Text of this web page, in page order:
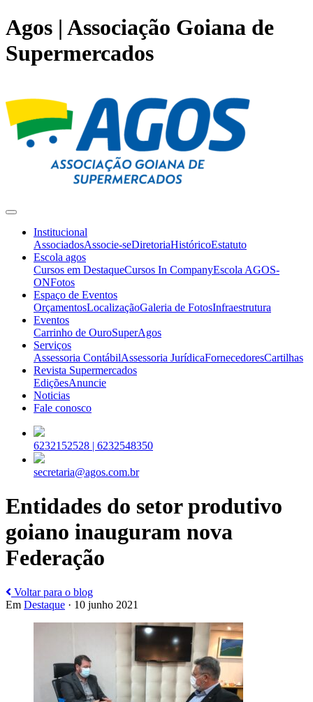
Agos | Associação Goiana de
Supermercados
Institucional
AssociadosAssocie-seDiretoriaHistóricoEstatuto
Escola agos
Cursos em DestaqueCursos In CompanyEscola AGOS-
ONFotos
Espaço de Eventos
OrçamentosLocalizaçãoGaleria de FotosInfraestrutura
Eventos
Carrinho de OuroSuperAgos
Serviços
Assessoria ContábilAssessoria JurídicaFornecedoresCartilhas
Revista Supermercados
EdiçõesAnuncie
Noticias
Fale conosco
6232152528 | 6232548350
secretaria@agos.com.br
Entidades do setor produtivo
goiano inauguram nova
Federação
Voltar para o blog
Em Destaque · 10 junho 2021